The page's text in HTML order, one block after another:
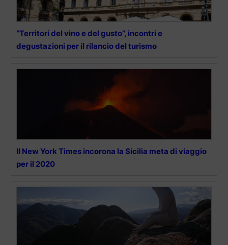
“Territori del vino e del gusto”, incontri e
degustazioni per il rilancio del turismo
Il New York Times incorona la Sicilia meta di viaggio
per il 2020